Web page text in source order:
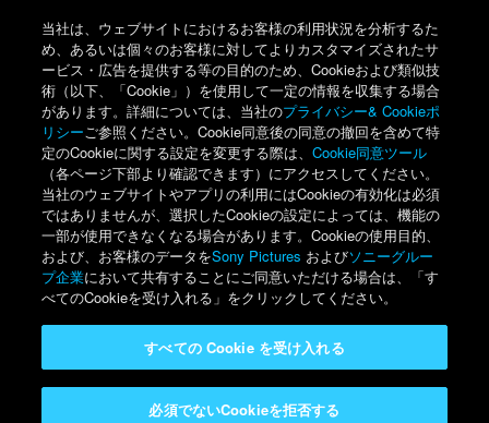
当社は、ウェブサイトにおけるお客様の利用状況を分析するた
め、あるいは個々のお客様に対してよりカスタマイズされたサ
ービス・広告を提供する等の目的のため、Cookieおよび類似技
術（以下、「Cookie」）を使用して一定の情報を収集する場合
があります。詳細については、当社のプライバシー& Cookieポ
リシーご参照ください。Cookie同意後の同意の撤回を含めて特
定のCookieに関する設定を変更する際は、Cookie同意ツール
（各ページ下部より確認できます）にアクセスしてください。
当社のウェブサイトやアプリの利用にはCookieの有効化は必須
ではありませんが、選択したCookieの設定によっては、機能の
一部が使用できなくなる場合があります。Cookieの使用目的、
および、お客様のデータをSony Pictures およびソニーグルー
プ企業において共有することにご同意いただける場合は、「す
べてのCookieを受け入れる」をクリックしてください。
必須でないCookieを拒否する
すべての Cookie を受け入れる